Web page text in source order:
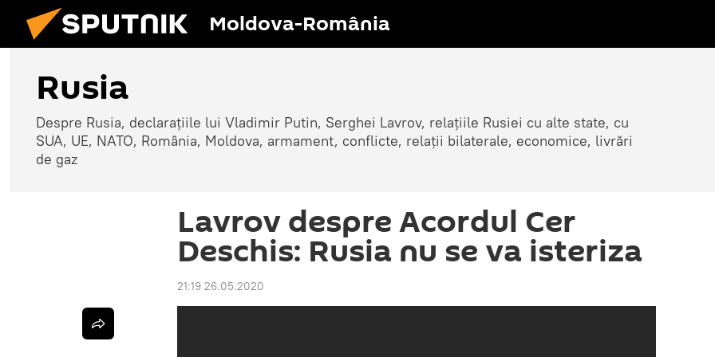
Moldova-România
Rusia
Despre Rusia, declarațiile lui Vladimir Putin, Serghei Lavrov, relațiile Rusiei cu alte state, cu
SUA, UE, NATO, România, Moldova, armament, conflicte, relații bilaterale, economice, livrări
de gaz
Lavrov despre Acordul Cer
Deschis: Rusia nu se va isteriza
21:19 26.05.2020